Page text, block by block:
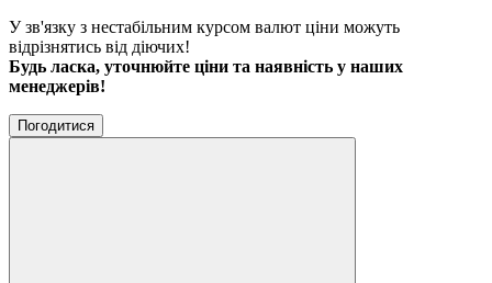
У зв'язку з нестабільним курсом валют ціни можуть
відрізнятись від діючих!
Будь ласка, уточнюйте ціни та наявність у наших
менеджерів!
Погодитися